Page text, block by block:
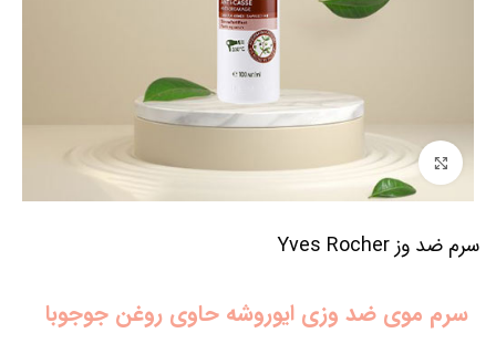
برای بزرگنمایی کلیک کنید
سرم ضد وز Yves Rocher
سرم موی ضد وزی ایوروشه حاوی روغن جوجوبا